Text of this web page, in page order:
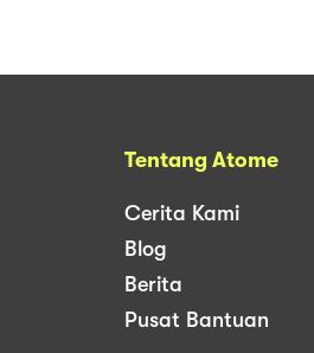
Tentang Atome
Cerita Kami
Blog
Berita
Pusat Bantuan